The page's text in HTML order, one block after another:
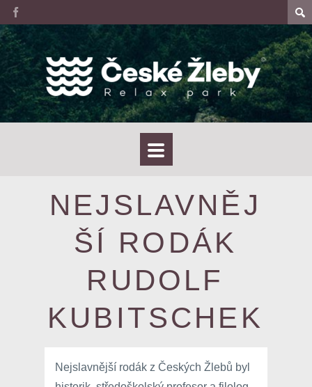
NEJSLAVNĚJ
ŠÍ RODÁK
RUDOLF
KUBITSCHEK
Nejslavnější rodák z Českých Žlebů byl